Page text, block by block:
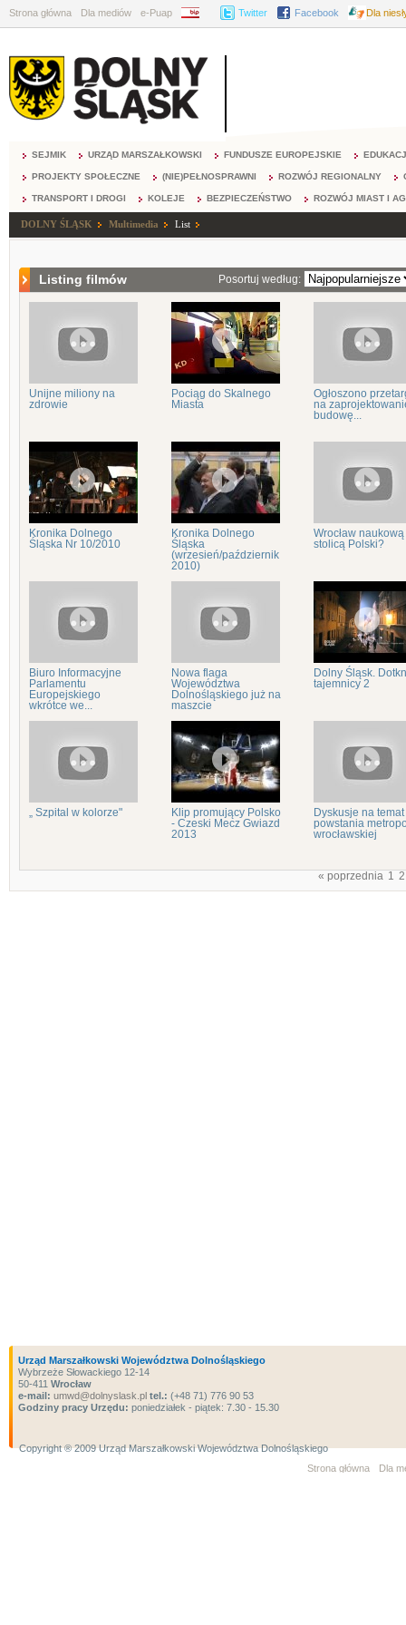
Strona główna Dla mediów e-Puap BIP Twitter Facebook Dla
SEJMIK URZĄD MARSZAŁKOWSKI FUNDUSZE EUROPEJSKIE
PROJEKTY SPOŁECZNE (NIE)PEŁNOSPRAWNI ROZWÓJ REGIONALNY
TRANSPORT I DROGI KOLEJE BEZPIECZEŃSTWO ROZWÓJ MIAST I
DOLNY ŚLĄSK Multimedia List
Listing filmów Posortuj według:
Unijne miliony na
zdrowie
Pociąg do Skalnego
Miasta
Ogłoszono
na
budowę...
Kronika Dolnego
Śląska Nr 10/2010
Kronika Dolnego
Śląska
(wrzesień/październik
2010)
Wrocław naukową
stolicą Polski?
Biuro Informacyjne
Parlamentu
Europejskiego
wkrótce we...
Nowa flaga
Województwa
Dolnośląskiego już na
maszcie
Dolny Śląsk.
tajemnicy 2
„ Szpital w kolorze"
Klip promujący Polsko
- Czeski Mecz Gwiazd
2013
Dyskusje na temat
powstania
wrocławskiej
« poprzednia 1 2
Urząd Marszałkowski Województwa Dolnośląskiego
Wybrzeże Słowackiego 12-14
50-411 Wrocław
e-mail: umwd@dolnyslask.pl tel.: (+48 71) 776 90 53
Godziny pracy Urzędu: poniedziałek - piątek: 7.30 - 15.30
Copyright ® 2009 Urząd Marszałkowski Województwa Dolnośląskiego
Strona główna
Dla